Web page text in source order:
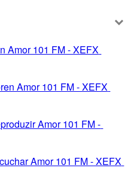
Amor 101 FM - XEFX
Amor 101 FM - XEFX
Amor 101 FM -
Amor 101 FM - XEFX